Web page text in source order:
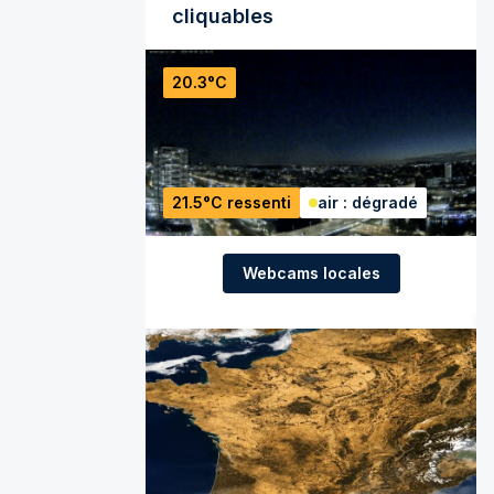
cliquables
20.3°C
21.5°C ressenti air : dégradé
Webcams locales